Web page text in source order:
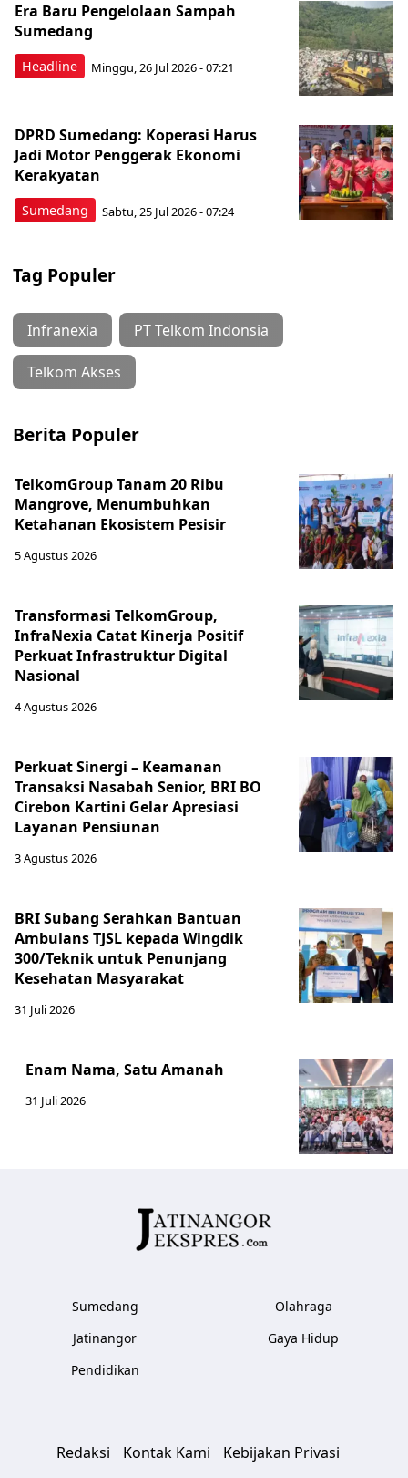
Headline
Era Baru Pengelolaan Sampah
Sumedang
Minggu, 26 Jul 2026 - 07:21
Sumedang
DPRD Sumedang: Koperasi Harus
Jadi Motor Penggerak Ekonomi
Kerakyatan
Sabtu, 25 Jul 2026 - 07:24
Tag Populer
Infranexia PT Telkom Indonsia
Telkom Akses
Berita Populer
TelkomGroup Tanam 20 Ribu
Mangrove, Menumbuhkan
Ketahanan Ekosistem Pesisir
5 Agustus 2026
Transformasi TelkomGroup,
InfraNexia Catat Kinerja Positif
Perkuat Infrastruktur Digital
Nasional
4 Agustus 2026
Perkuat Sinergi – Keamanan
Transaksi Nasabah Senior, BRI BO
Cirebon Kartini Gelar Apresiasi
Layanan Pensiunan
3 Agustus 2026
BRI Subang Serahkan Bantuan
Ambulans TJSL kepada Wingdik
300/Teknik untuk Penunjang
Kesehatan Masyarakat ​
31 Juli 2026
Enam Nama, Satu Amanah
31 Juli 2026
Sumedang
Jatinangor
Pendidikan
Olahraga
Gaya Hidup
Redaksi Kontak Kami
Kebijakan Privasi